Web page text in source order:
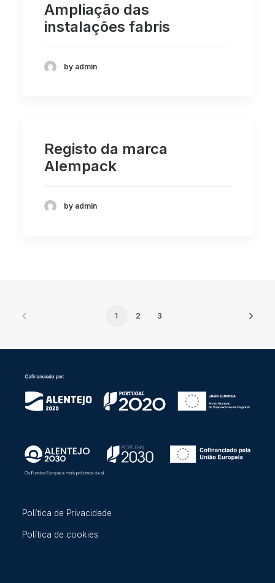
Ampliação das
instalações fabris
by admin
Registo da marca
Alempack
by admin
1 2 3
Política de Privacidade
Política de cookies